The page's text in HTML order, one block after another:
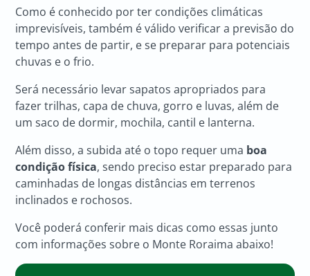
Como é conhecido por ter condições climáticas
imprevisíveis, também é válido verificar a previsão do
tempo antes de partir, e se preparar para potenciais
chuvas e o frio.
Será necessário levar sapatos apropriados para
fazer trilhas, capa de chuva, gorro e luvas, além de
um saco de dormir, mochila, cantil e lanterna.
Além disso, a subida até o topo requer uma boa
condição física, sendo preciso estar preparado para
caminhadas de longas distâncias em terrenos
inclinados e rochosos.
Você poderá conferir mais dicas como essas junto
com informações sobre o Monte Roraima abaixo!